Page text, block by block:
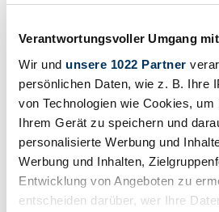
Verantwortungsvoller Umgang
Wir und unsere 1022 Partner
persönlichen Daten, wie z. B. Ihre
von Technologien wie Cookies, um
Ihrem Gerät zu speichern und
personalisierte Werbung und
Werbung und Inhalten,
Entwicklung von Angeboten zu
entscheiden darüber, wer Ihre